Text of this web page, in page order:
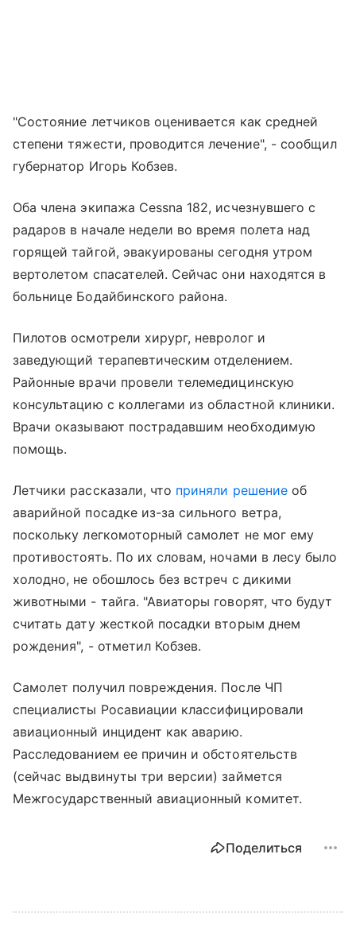
"Состояние летчиков оценивается как средней
степени тяжести, проводится лечение", - сообщил
губернатор Игорь Кобзев.
Оба члена экипажа Cessna 182, исчезнувшего с
радаров в начале недели во время полета над
горящей тайгой, эвакуированы сегодня утром
вертолетом спасателей. Сейчас они находятся в
больнице Бодайбинского района.
Пилотов осмотрели хирург, невролог и
заведующий терапевтическим отделением.
Районные врачи провели телемедицинскую
консультацию с коллегами из областной клиники.
Врачи оказывают пострадавшим необходимую
помощь.
Летчики рассказали, что приняли решениеоб
аварийной посадке из-за сильного ветра,
поскольку легкомоторный самолет не мог ему
противостоять. По их словам, ночами в лесу было
холодно, не обошлось без встреч с дикими
животными - тайга. "Авиаторы говорят, что будут
считать дату жесткой посадки вторым днем
рождения", - отметил Кобзев.
Самолет получил повреждения. После ЧП
специалисты Росавиации классифицировали
авиационный инцидент как аварию.
Расследованием ее причин и обстоятельств
(сейчас выдвинуты три версии) займется
Межгосударственный авиационный комитет.
Поделиться